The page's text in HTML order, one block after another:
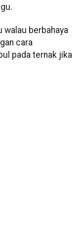
walau berbahaya
cara
pada ternak jika